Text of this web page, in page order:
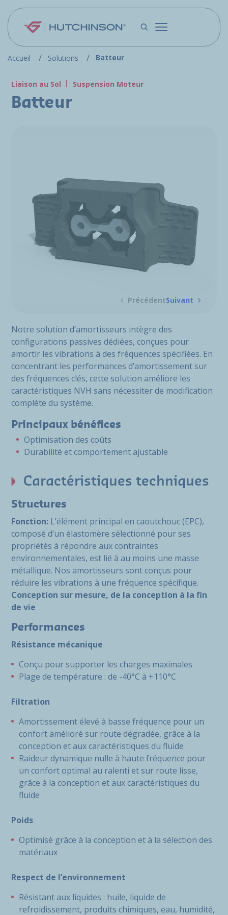
Aller au contenu principal
Accueil Solutions Batteur
Liaison au Sol Suspension Moteur
Batteur
PrécédentSuivant
Notre solution d’amortisseurs intègre des
configurations passives dédiées, conçues pour
amortir les vibrations à des fréquences spécifiées. En
concentrant les performances d’amortissement sur
des fréquences clés, cette solution améliore les
caractéristiques NVH sans nécessiter de modification
complète du système.
Principaux bénéfices
Optimisation des coûts
Durabilité et comportement ajustable
Caractéristiques techniques
Structures
Fonction: L’élément principal en caoutchouc (EPC),
composé d’un élastomère sélectionné pour ses
propriétés à répondre aux contraintes
environnementales, est lié à au moins une masse
métallique. Nos amortisseurs sont conçus pour
réduire les vibrations à une fréquence spécifique.
Conception sur mesure, de la conception à la fin
de vie
Performances
Résistance mécanique
Conçu pour supporter les charges maximales
Plage de température : de -40°C à +110°C
Filtration
Amortissement élevé à basse fréquence pour un
confort amélioré sur route dégradée, grâce à la
conception et aux caractéristiques du fluide
Raideur dynamique nulle à haute fréquence pour
un confort optimal au ralenti et sur route lisse,
grâce à la conception et aux caractéristiques du
fluide
Poids
Optimisé grâce à la conception et à la sélection des
matériaux
Respect de l’environnement
Résistant aux liquides : huile, liquide de
refroidissement, produits chimiques, eau, humidité,